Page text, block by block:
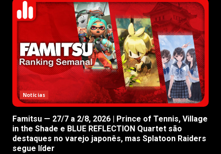
Notícias
Famitsu — 27/7 a 2/8, 2026 | Prince of Tennis, Village
in the Shade e BLUE REFLECTION Quartet são
destaques no varejo japonês, mas Splatoon Raiders
segue líder